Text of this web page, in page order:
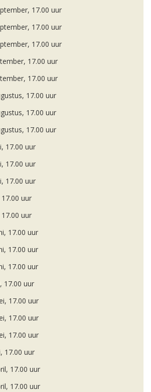
17.00 uur
17.00 uur
17.00 uur
17.00 uur
17.00 uur
17.00 uur
17.00 uur
17.00 uur
17.00 uur
17.00 uur
17.00 uur
uur
uur
17.00 uur
17.00 uur
17.00 uur
17.00 uur
17.00 uur
17.00 uur
17.00 uur
17.00 uur
17.00 uur
17.00 uur